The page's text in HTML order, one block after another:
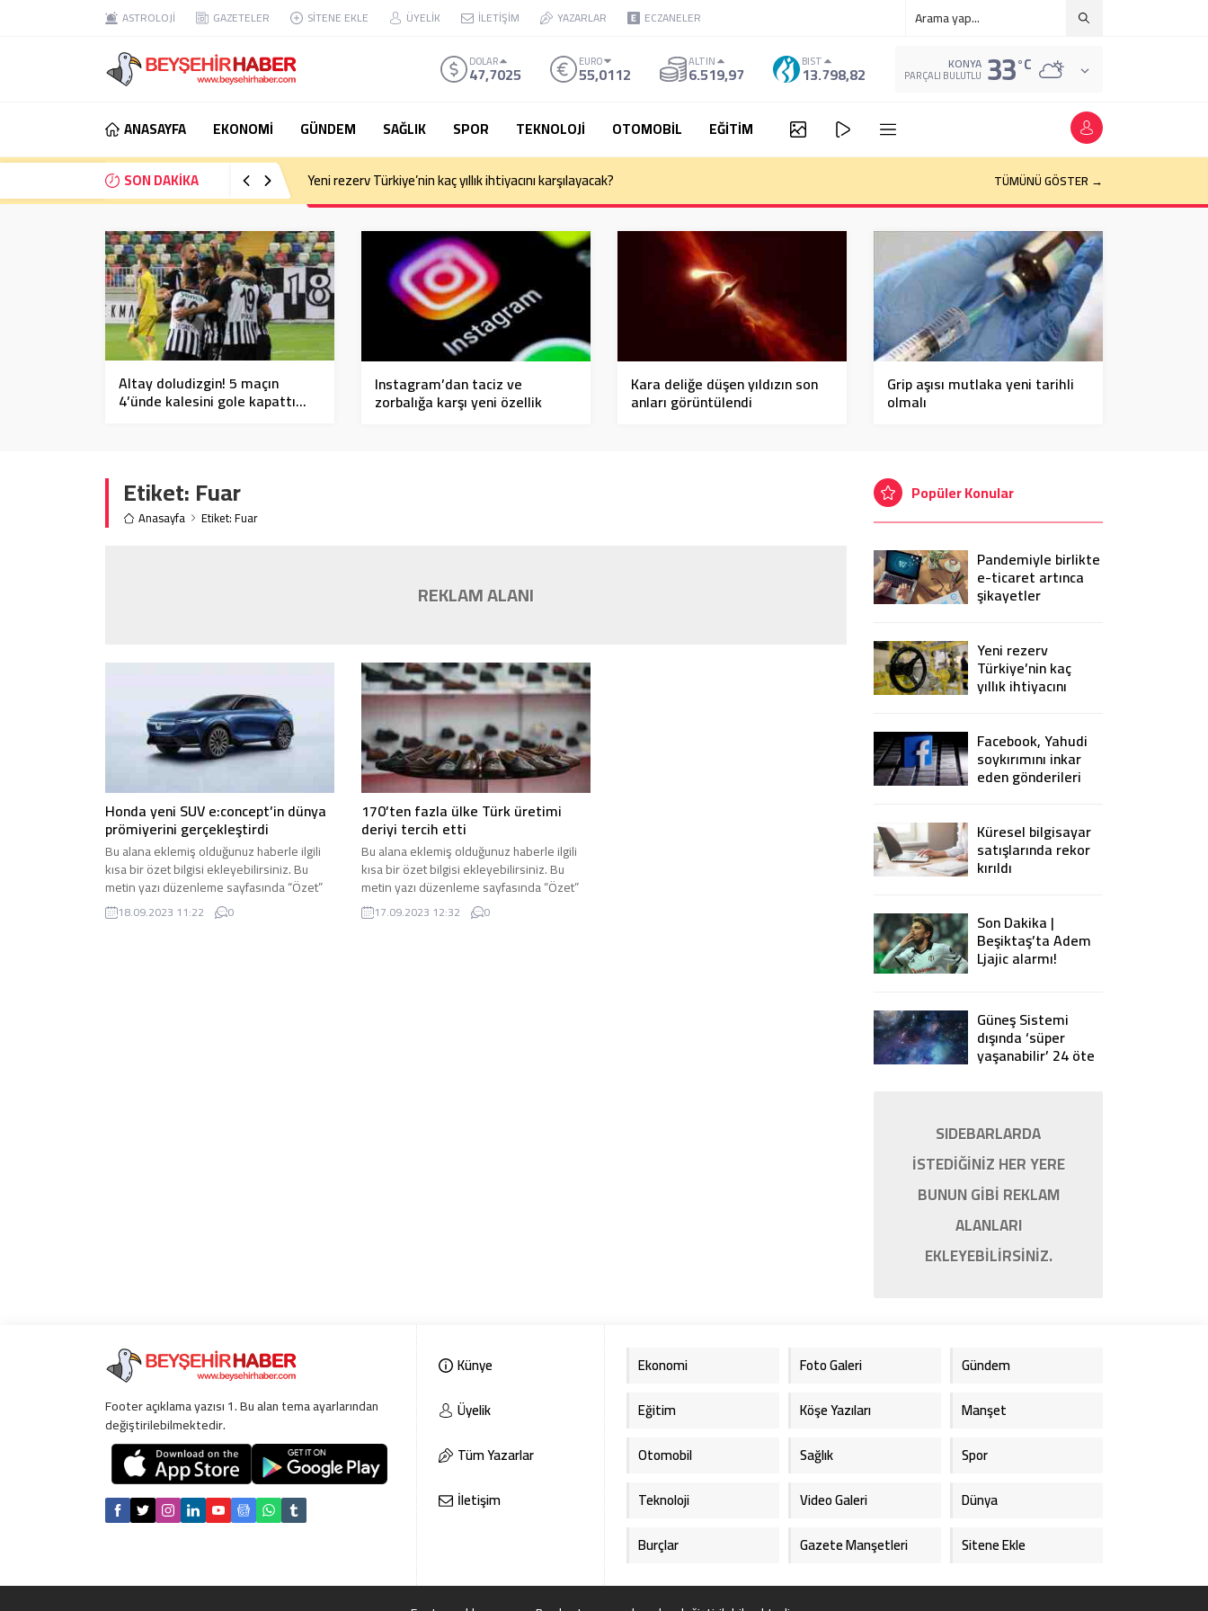
ASTROLOJİ GAZETELER SİTENE EKLE ÜYELİK İLETİŞİM YAZARLAR ECZANELER
DOLAR
47,7025 EURO
55,0112 ALTIN
6.519,97 BIST
13.798,82 KONYA
PARÇALI BULUTLU 33°C
ANASAYFA EKONOMİ GÜNDEM SAĞLIK SPOR TEKNOLOJİ OTOMOBİL
EĞİTİM
SON DAKİKA
Eski Anayasa Mahkemesi Başkanı Yekta Güngör Özden: Yargıçlar siyasal iktidara güvenerek böyle kararlar alıyor TÜMÜNÜ GÖSTER →
Altay doludizgin! 5 maçın
4’ünde kalesini gole kapattı…
Instagram’dan taciz ve
zorbalığa karşı yeni özellik
Kara deliğe düşen yıldızın son
anları görüntülendi
Grip aşısı mutlaka yeni tarihli
olmalı
Etiket:Fuar
Anasayfa Etiket: Fuar
REKLAM ALANI
Honda yeni SUV e:concept’in dünya
prömiyerini gerçekleştirdi
Bu alana eklemiş olduğunuz haberle ilgili
kısa bir özet bilgisi ekleyebilirsiniz. Bu
metin yazı düzenleme sayfasında “Özet”
bölümünden eklenebilir. Özet eklenmişse
başlık altında kalın olarak bu şekilde
18.09.2023 11:22 0
170’ten fazla ülke Türk üretimi
deriyi tercih etti
Bu alana eklemiş olduğunuz haberle ilgili
kısa bir özet bilgisi ekleyebilirsiniz. Bu
metin yazı düzenleme sayfasında “Özet”
bölümünden eklenebilir. Özet eklenmişse
başlık altında kalın olarak bu şekilde
17.09.2023 12:32 0
Popüler Konular
Pandemiyle birlikte
e-ticaret artınca
şikayetler
de katlandı
Yeni rezerv
Türkiye’nin kaç
yıllık ihtiyacını
Facebook, Yahudi
soykırımını inkar
eden gönderileri
Küresel bilgisayar
satışlarında rekor
kırıldı
Son Dakika |
Beşiktaş’ta Adem
Ljajic alarmı!
Ocak’ta transfer…
Güneş Sistemi
dışında ‘süper
yaşanabilir’ 24 öte
gezegen keşfedildi
SIDEBARLARDA
İSTEDİĞİNİZ HER YERE
BUNUN GİBİ REKLAM
ALANLARI
EKLEYEBİLİRSİNİZ.
Footer açıklama yazısı 1. Bu alan tema ayarlarından
değiştirilebilmektedir.
Künye
Üyelik
Tüm Yazarlar
İletişim
Ekonomi Foto Galeri
Gündem
Eğitim
Köşe Yazıları
Manşet
Otomobil
Sağlık
Spor
Teknoloji
Video Galeri
Dünya
Burçlar
Gazete Manşetleri Sitene Ekle